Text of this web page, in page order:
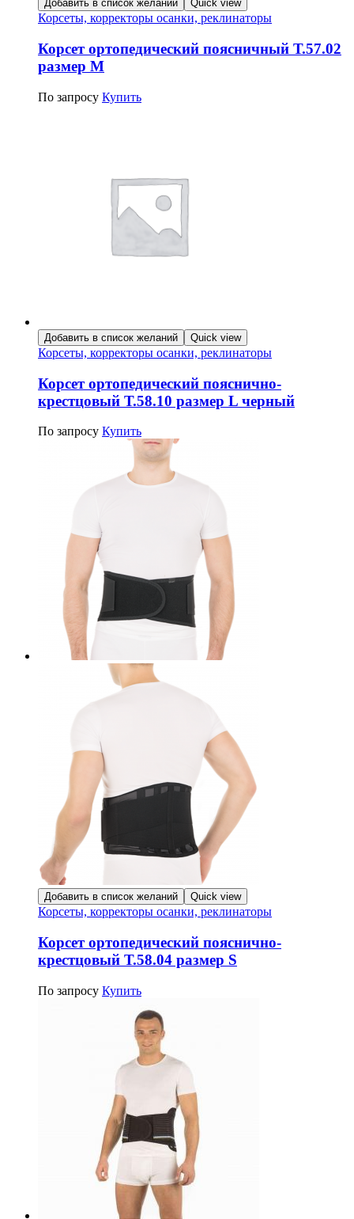
Добавить в список желаний Quick view
Корсеты, корректоры осанки, реклинаторы
Корсет ортопедический поясничный Т.57.02
размер M
По запросу Купить
Добавить в список желаний Quick view
Корсеты, корректоры осанки, реклинаторы
Корсет ортопедический пояснично-
крестцовый Т.58.10 размер L черный
По запросу Купить
Добавить в список желаний Quick view
Корсеты, корректоры осанки, реклинаторы
Корсет ортопедический пояснично-
крестцовый Т.58.04 размер S
По запросу Купить